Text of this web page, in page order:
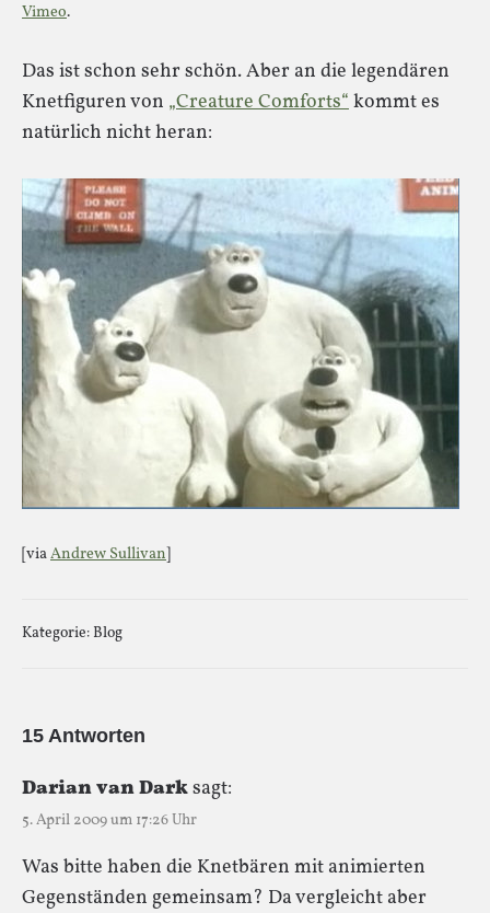
Vimeo.
Das ist schon sehr schön. Aber an die legendären
Knetfiguren von „Creature Comforts“kommt es
natürlich nicht heran:
[viaAndrew Sullivan]
Kategorie:Blog
15 Antworten
Darian van Darksagt:
5. April 2009 um 17:26 Uhr
Was bitte haben die Knetbären mit animierten
Gegenständen gemeinsam? Da vergleicht aber